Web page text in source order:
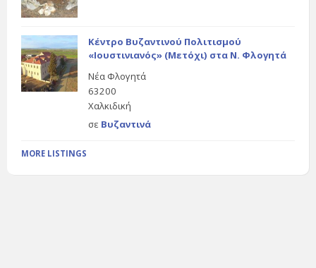
Κέντρο Βυζαντινού Πολιτισμού
«Ιουστινιανός» (Μετόχι) στα Ν. Φλογητά
Νέα Φλογητά
63200
Χαλκιδική
σε Βυζαντινά
MORE LISTINGS